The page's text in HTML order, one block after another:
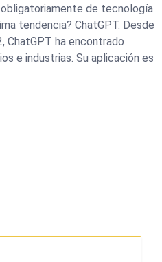
de tecnología
tendencia? ChatGPT. Desde
ChatGPT ha encontrado
e industrias. Su aplicación es